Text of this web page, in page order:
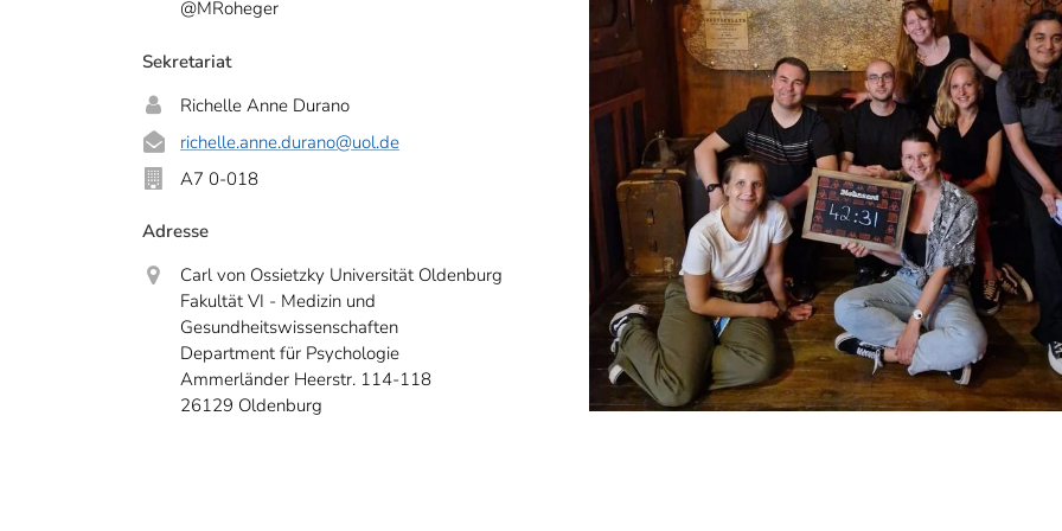
@MRoheger
Sekretariat
Richelle Anne Durano
richelle.anne.durano@uol.de
A7 0-018
Adresse
Carl von Ossietzky Universität Oldenburg
Fakultät VI - Medizin und
Gesundheitswissenschaften
Department für Psychologie
Ammerländer Heerstr. 114-118
26129 Oldenburg